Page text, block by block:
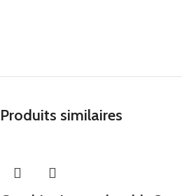
Produits similaires